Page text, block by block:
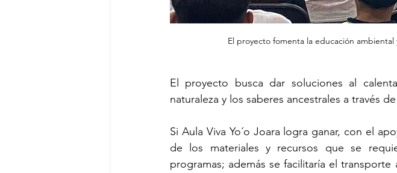
El proyecto fomenta la educación
El proyecto busca dar soluciones al
naturaleza y los saberes ancestrales a través
Si Aula Viva Yo´o Joara logra ganar, con el
de los materiales y recursos que se
programas; además se facilitaría el